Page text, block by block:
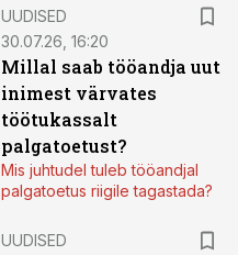
UUDISED
30.07.26, 16:20
Millal saab tööandja uut
inimest värvates
töötukassalt
palgatoetust?
Mis juhtudel tuleb tööandjal
palgatoetus riigile tagastada?
UUDISED